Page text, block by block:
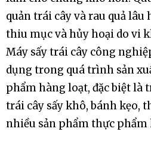
quản trái cây và rau quả lâu
thiu mục và hủy hoại do vi
Máy sấy trái cây công
dụng trong quá trình sản
phẩm hàng loạt, đặc biệt là
trái cây sấy khô, bánh kẹo,
nhiều sản phẩm thực phẩm